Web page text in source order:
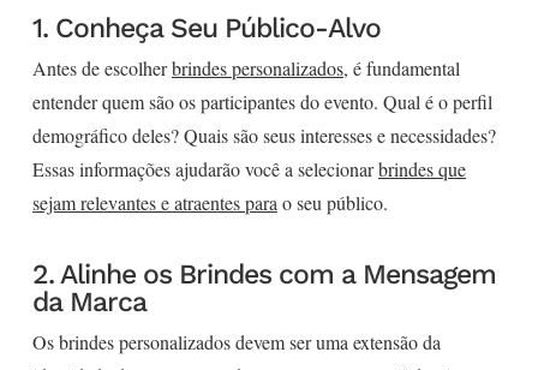
1. Conheça Seu Público-Alvo
Antes de escolherbrindes personalizados, é fundamental
entender quem são os participantes do evento. Qual é o perfil
demográfico deles? Quais são seus interesses e necessidades?
Essas informações ajudarão você a selecionarbrindes que
sejam relevantes e atraentes parao seu público.
2. Alinhe os Brindes com a Mensagem
da Marca
Os brindes personalizados devem ser uma extensão da